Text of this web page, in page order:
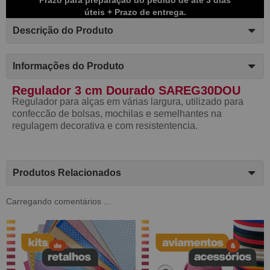
úteis + Prazo de entrega.
Descrição do Produto
Informações do Produto
Regulador 3 cm Dourado SAREG30DOU
Regulador para alças em várias largura, utilizado para
confeccão de bolsas, mochilas e semelhantes na
regulagem decorativa e com resistentencia.
Produtos Relacionados
Carregando comentários ...